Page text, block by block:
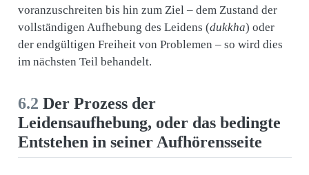
voranzuschreiten bis hin zum Ziel – dem Zustand der
vollständigen Aufhebung des Leidens (dukkha) oder
der endgültigen Freiheit von Problemen – so wird dies
im nächsten Teil behandelt.
6.2 Der Prozess der
Leidensaufhebung, oder das bedingte
Entstehen in seiner Aufhörensseite